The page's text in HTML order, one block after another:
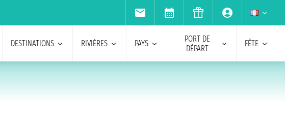
DESTINATIONS RIVIÈRES PAYS
PORT DE
DÉPART
FÊTE